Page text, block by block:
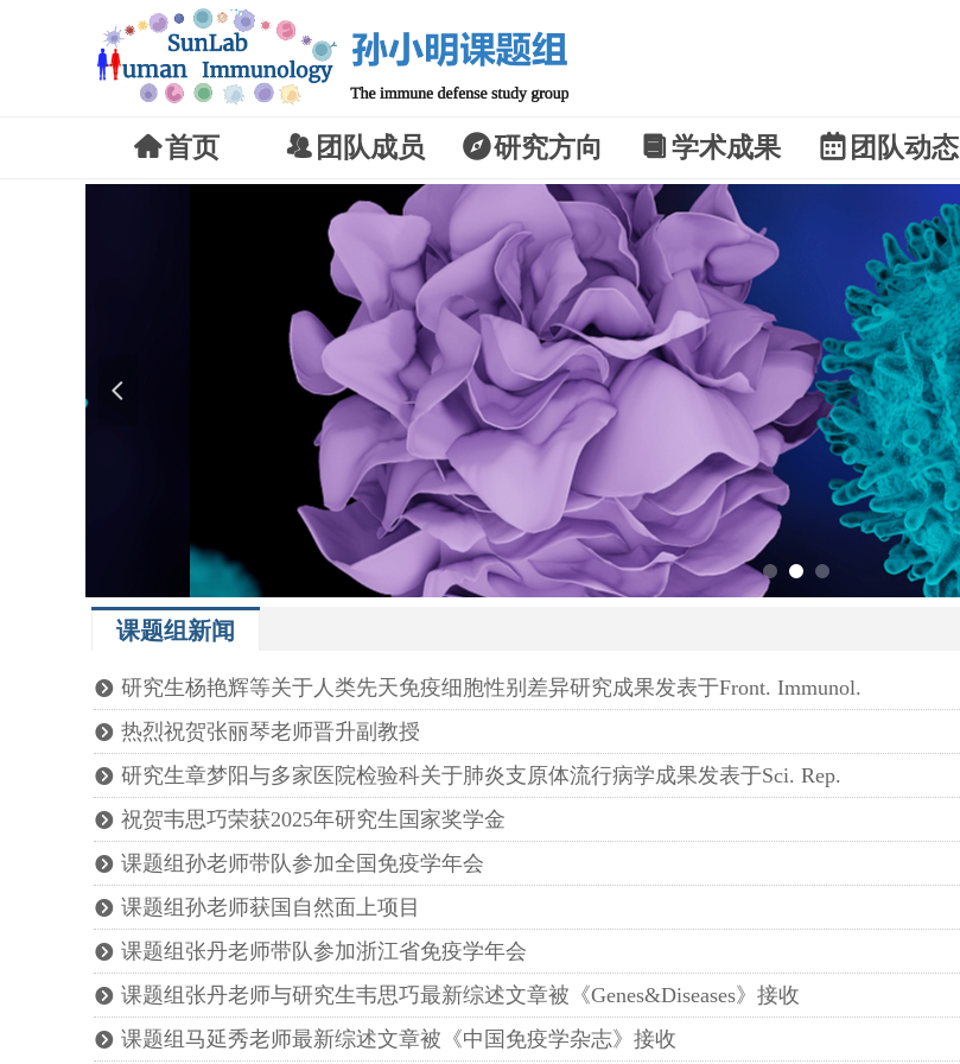
낀首页 뀡 团队成员 뀶研究方向 뀴 学术成果 녀 团队动态
넳
课题组新闻
뀹 研究生杨艳辉等关于人类先天免疫细胞性别差异研究成果发表于Front. Immunol.
뀹 热烈祝贺张丽琴老师晋升副教授
뀹 研究生章梦阳与多家医院检验科关于肺炎支原体流行病学成果发表于Sci. Rep.
뀹 祝贺韦思巧荣获2025年研究生国家奖学金
뀹 课题组孙老师带队参加全国免疫学年会
뀹 课题组孙老师获国自然面上项目
뀹 课题组张丹老师带队参加浙江省免疫学年会
뀹 课题组张丹老师与研究生韦思巧最新综述文章被《Genes&Diseases》接收
뀹 课题组马延秀老师最新综述文章被《中国免疫学杂志》接收